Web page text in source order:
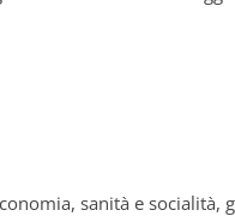
sanità e socialità,